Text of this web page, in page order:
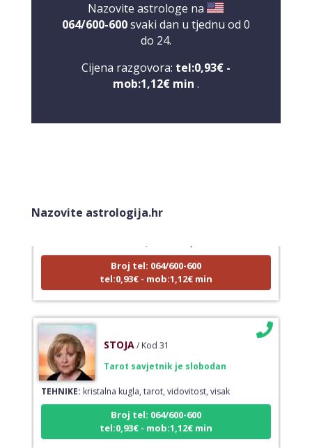
Nazovite astrologe na
064/600-600svaki dan u tjednu od 0
do 24.
Cijena razgovora: tel:0,93€ -
mob:1,12€ min .
Nazovite astrologija.hr
Tarot savjetnik je zauzet
Broj tel: 064/600-600
tel:0,93€ - mob:1,12€ min
STOJA / Kod 31
Tarot savjetnik je slobodan
TEHNIKE:kristalna kugla, tarot, vidovitost, visak
Broj tel: 064/600-600
tel:0,93€ - mob:1,12€ min